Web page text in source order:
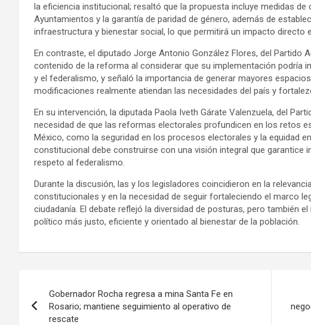
la eficiencia institucional; resaltó que la propuesta incluye medidas
Ayuntamientos y la garantía de paridad de género, además de
infraestructura y bienestar social, lo que permitirá un impacto directo
En contraste, el diputado Jorge Antonio González Flores, del Partido
contenido de la reforma al considerar que su implementación podría
y el federalismo, y señaló la importancia de generar mayores
modificaciones realmente atiendan las necesidades del país y
En su intervención, la diputada Paola Iveth Gárate Valenzuela, del
necesidad de que las reformas electorales profundicen en los retos
México, como la seguridad en los procesos electorales y la equidad
constitucional debe construirse con una visión integral que garantice
respeto al federalismo.
Durante la discusión, las y los legisladores coincidieron en la
constitucionales y en la necesidad de seguir fortaleciendo el marco
ciudadanía. El debate reflejó la diversidad de posturas, pero también
político más justo, eficiente y orientado al bienestar de la población.
de
Gobernador Rocha regresa a mina Santa Fe en
Rosario; mantiene seguimiento al operativo de
rescate